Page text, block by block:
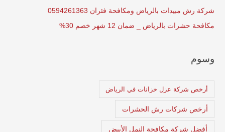
شركة رش مبيدات بالرياض ومكافحة فئران 0594261363
مكافحة حشرات بالرياض _ ضمان 12 شهر خصم 30%
وسوم
أرخص شركة عزل خزانات في الرياض
أرخص شركات رش الحشرات
أفضل شركة مكافحة النمل الأبيض